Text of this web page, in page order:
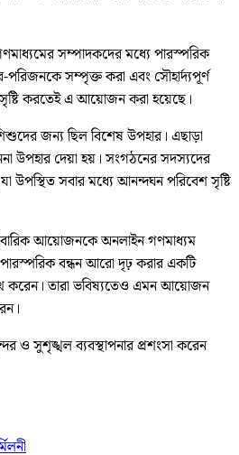
সম্পাদকদের মধ্যে পারস্পরিক
সম্পৃক্ত করা এবং সৌহার্দ্যপূর্ণ
করতেই এ আয়োজন করা হয়েছে।
জন্য ছিল বিশেষ উপহার। এছাড়া
উপহার দেয়া হয়। সংগঠনের সদস্যদের
উপস্থিত সবার মধ্যে আনন্দঘন পরিবেশ সৃষ্টি
আয়োজনকে অনলাইন গণমাধ্যম
পারস্পরিক বন্ধন আরো দৃঢ় করার একটি
করেন। তারা ভবিষ্যতেও এমন আয়োজন
ও সুশৃঙ্খল ব্যবস্থাপনার প্রশংসা করেন